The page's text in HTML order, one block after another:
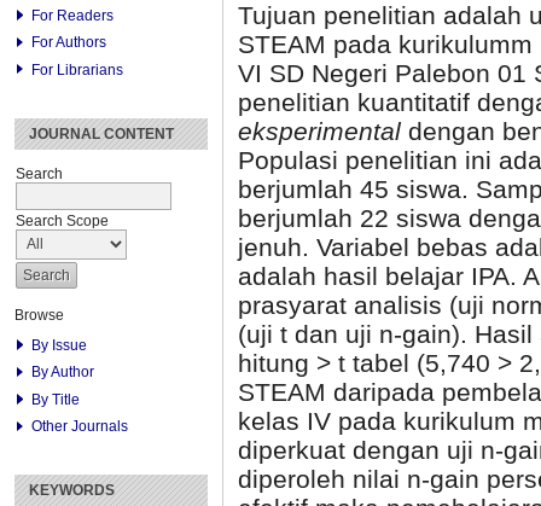
For Readers
For Authors
For Librarians
JOURNAL CONTENT
Search
Search Scope
Browse
By Issue
By Author
By Title
Other Journals
KEYWORDS
Tujuan penelitian adalah
STEAM pada
VI SD Negeri Palebon 01
penelitian kuantitatif
eksperimental dengan
Populasi penelitian ini
berjumlah 45 siswa.
berjumlah 22 siswa
jenuh. Variabel bebas
adalah hasil belajar IPA.
prasyarat analisis (uji
(uji t dan uji n-gain).
hitung > t tabel (5,740 >
STEAM daripada
kelas IV pada kurikulum
diperkuat dengan uji n-
diperoleh nilai n-gain